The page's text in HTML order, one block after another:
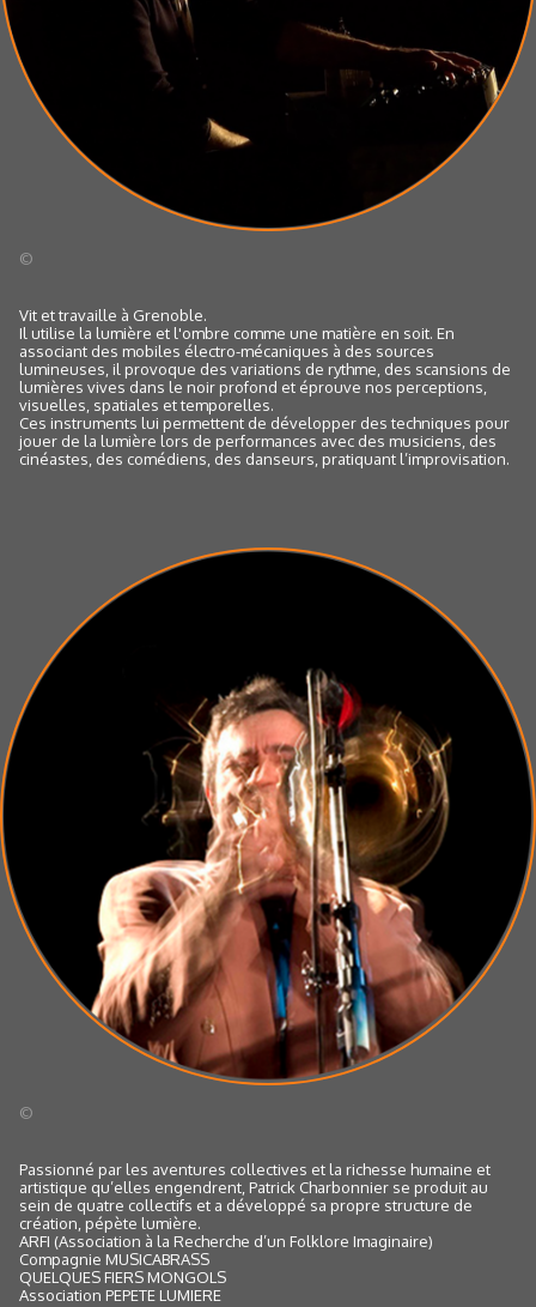
©
Vit et travaille à Grenoble.
Il utilise la lumière et l'ombre comme une matière en soit. En
associant des mobiles électro-mécaniques à des sources
lumineuses, il provoque des variations de rythme, des scansions de
lumières vives dans le noir profond et éprouve nos perceptions,
visuelles, spatiales et temporelles.
Ces instruments lui permettent de développer des techniques pour
jouer de la lumière lors de performances avec des musiciens, des
cinéastes, des comédiens, des danseurs, pratiquant l’improvisation.
©
Passionné par les aventures collectives et la richesse humaine et
artistique qu’elles engendrent, Patrick Charbonnier se produit au
sein de quatre collectifs et a développé sa propre structure de
création, pépète lumière.
ARFI (Association à la Recherche d’un Folklore Imaginaire)
Compagnie MUSICABRASS
QUELQUES FIERS MONGOLS
Association PEPETE LUMIERE